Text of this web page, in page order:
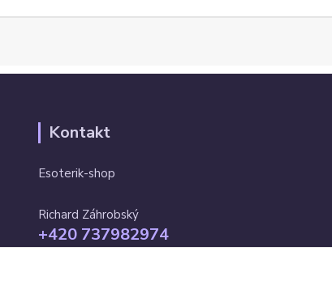
Kontakt
Esoterik-shop
Richard Záhrobský
+420 737982974